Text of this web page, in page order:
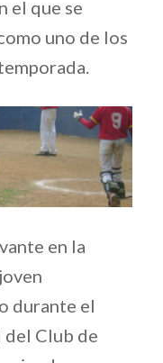
el que se
uno de los
en la
durante el
Club de